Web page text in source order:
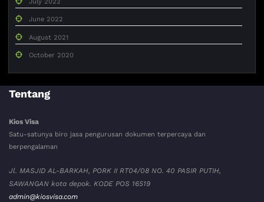
June 2022
August 2021
October 2020
Tentang
Kios Visa
Satu-satunya biro jasa pengurusan dokumen terpercaya dan
berpengalaman
Jl. MASJID AL-BARKAH, PORK II RT04/08 NO. 40 PASIR PUTIH,
SAWANGAN kota depok. KODE POS 16519
admin@kiosvisa.com